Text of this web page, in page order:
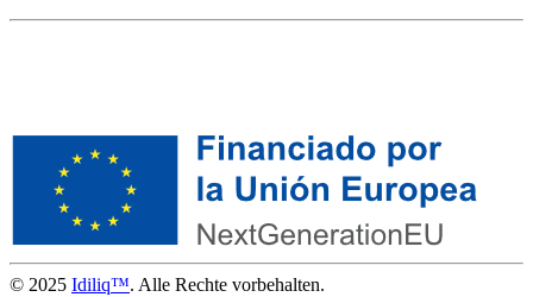
© 2025 Idiliq™. Alle Rechte vorbehalten.